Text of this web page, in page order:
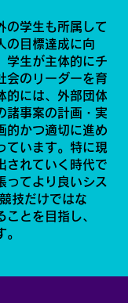
の学生も所属して
の目標達成に向
学生が主体的にチ
会のリーダーを育
的には、外部団体
諸事案の計画・実
的かつ適切に進め
ています。特に現
されていく時代で
ってより良いシス
技だけではな
とを目指し、